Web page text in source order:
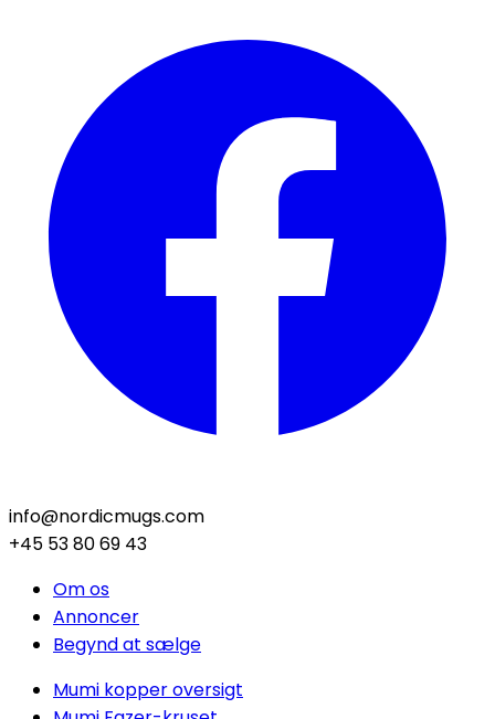
info@nordicmugs.com
+45 53 80 69 43
Om os
Annoncer
Begynd at sælge
Mumi kopper oversigt